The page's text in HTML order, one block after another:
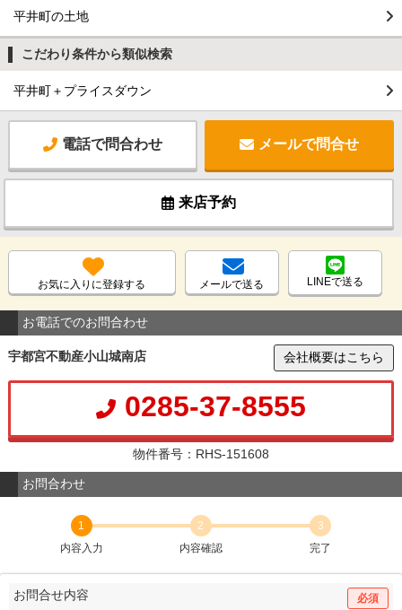
平井町の土地
こだわり条件から類似検索
平井町＋プライスダウン
電話で問合わせ メールで問合せ
来店予約
お気に入りに登録する メールで送る LINEで送る
お電話でのお問合わせ
宇都宮不動産小山城南店 会社概要はこちら
0285-37-8555
物件番号：RHS-151608
お問合わせ
1
内容入力
2
内容確認
3
完了
お問合せ内容 必須